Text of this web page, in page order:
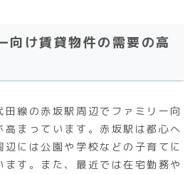
け賃貸物件の需要の高
線の赤坂駅周辺でファミリー向
高まっています。赤坂駅は都心へ
には公園や学校などの子育てに
す。また、最近では在宅勤務や